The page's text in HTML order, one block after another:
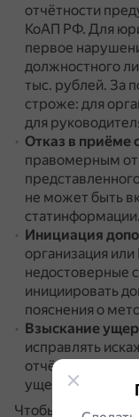
отчётности
КоАП РФ. Для
первое
должностного
тыс. рублей. За
строже: для
для
Отказ в приёме
правомерным
не может быть
статинформации.
Инициация
организация
недостоверные
инициировать
пояснения о
Взыскание
исправлять
отчётности,
ущерб.
Чтобы